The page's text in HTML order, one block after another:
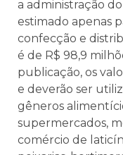
a administração
estimado apenas
confecção e
é de R$ 98,9
publicação, os
e deverão ser
gêneros
supermercados,
comércio de